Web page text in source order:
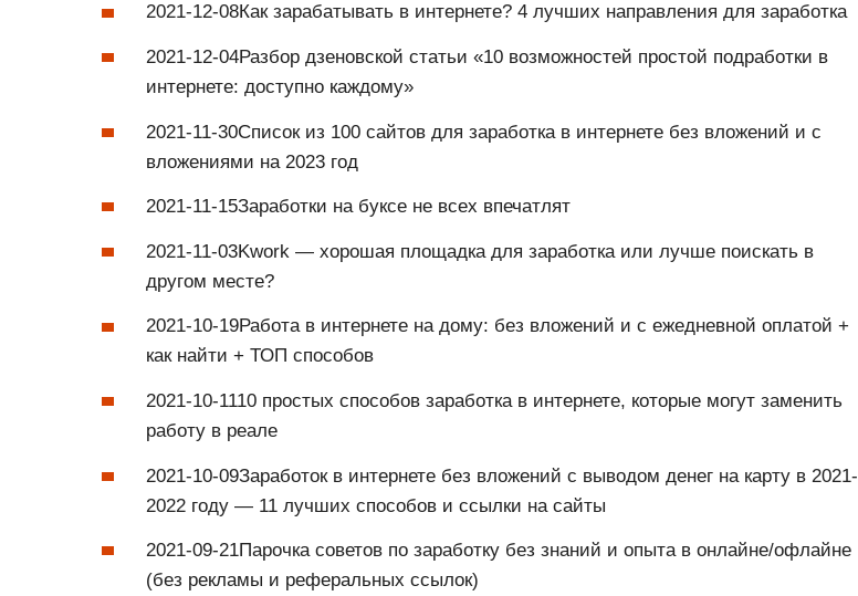
2021-12-08Как зарабатывать в интернете? 4 лучших направления для заработка
2021-12-04Разбор дзеновской статьи «10 возможностей простой подработки в
интернете: доступно каждому»
2021-11-30Список из 100 сайтов для заработка в интернете без вложений и с
вложениями на 2023 год
2021-11-15Заработки на буксе не всех впечатлят
2021-11-03Kwork — хорошая площадка для заработка или лучше поискать в
другом месте?
2021-10-19Работа в интернете на дому: без вложений и с ежедневной оплатой +
как найти + ТОП способов
2021-10-1110 простых способов заработка в интернете, которые могут заменить
работу в реале
2021-10-09Заработок в интернете без вложений с выводом денег на карту в 2021-
2022 году — 11 лучших способов и ссылки на сайты
2021-09-21Парочка советов по заработку без знаний и опыта в онлайне/офлайне
(без рекламы и реферальных ссылок)